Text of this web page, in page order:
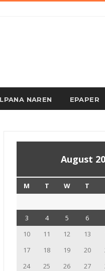
NAREN EPAPER
August
M T W T
3
4 5 6
10
11 12 13
17
18 19 20
24
25 26 27